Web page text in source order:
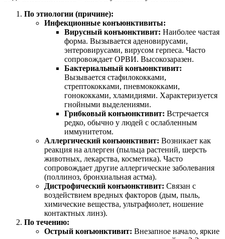
По этиологии (причине):
Инфекционные конъюнктивиты:
Вирусный конъюнктивит: Наиболее частая
форма. Вызывается аденовирусами,
энтеровирусами, вирусом герпеса. Часто
сопровождает ОРВИ. Высокозаразен.
Бактериальный конъюнктивит:
Вызывается стафилококками,
стрептококками, пневмококками,
гонококками, хламидиями. Характеризуется
гнойными выделениями.
Грибковый конъюнктивит: Встречается
редко, обычно у людей с ослабленным
иммунитетом.
Аллергический конъюнктивит: Возникает как
реакция на аллерген (пыльца растений, шерсть
животных, лекарства, косметика). Часто
сопровождает другие аллергические заболевания
(поллиноз, бронхиальная астма).
Дистрофический конъюнктивит: Связан с
воздействием вредных факторов (дым, пыль,
химические вещества, ультрафиолет, ношение
контактных линз).
По течению:
Острый конъюнктивит: Внезапное начало, яркие